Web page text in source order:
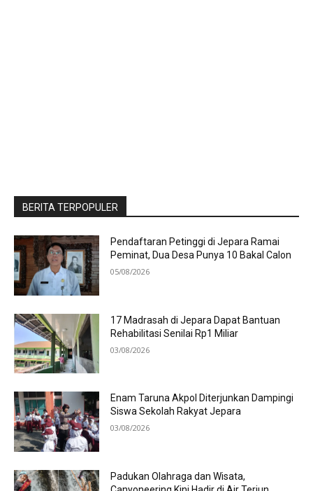
BERITA TERPOPULER
Pendaftaran Petinggi di Jepara Ramai
Peminat, Dua Desa Punya 10 Bakal Calon
05/08/2026
17 Madrasah di Jepara Dapat Bantuan
Rehabilitasi Senilai Rp1 Miliar
03/08/2026
Enam Taruna Akpol Diterjunkan Dampingi
Siswa Sekolah Rakyat Jepara
03/08/2026
Padukan Olahraga dan Wisata,